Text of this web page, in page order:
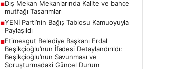
■Dış Mekan Mekanlarında Kalite ve bahçe
mutfağı Tasarımları
■YENİ Parti’nin Bağış Tablosu Kamuoyuyla
Paylaşıldı
■Etimesgut Belediye Başkanı Erdal
Beşikçioğlu’nun İfadesi Detaylandırıldı:
Beşikçioğlu’nun Savunması ve
Soruşturmadaki Güncel Durum